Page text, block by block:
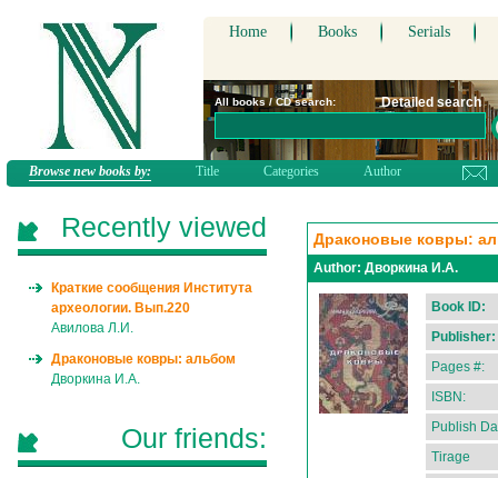
Home Books Serials
All books / CD search: Detailed search
Browse new books by: Title Categories Author
Драконовые ковры:
Author: Дворкина И.А.
Book ID:
Publisher:
Pages #:
ISBN:
Publish
Tirage
Recently viewed
Краткие сообщения Института
археологии. Вып.220
Авилова Л.И.
Драконовые ковры: альбом
Дворкина И.А.
Our friends: